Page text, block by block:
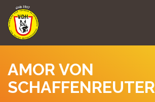
AMOR VON
SCHAFFENREUTER